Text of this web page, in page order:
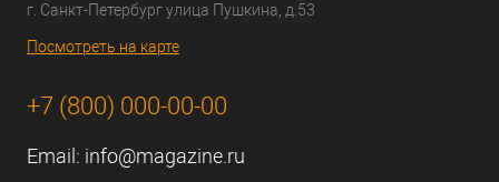
г. Санкт-Петербург улица Пушкина, д.53
Посмотреть на карте
+7 (800) 000-00-00
Email: info@magazine.ru